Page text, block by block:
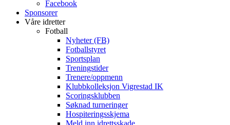
Facebook
Sponsorer
Våre idretter
Fotball
Nyheter (FB)
Fotballstyret
Sportsplan
Treningstider
Trenere/oppmenn
Klubbkolleksjon Vigrestad IK
Scoringsklubben
Søknad turneringer
Hospiteringsskjema
Meld inn idrettsskade